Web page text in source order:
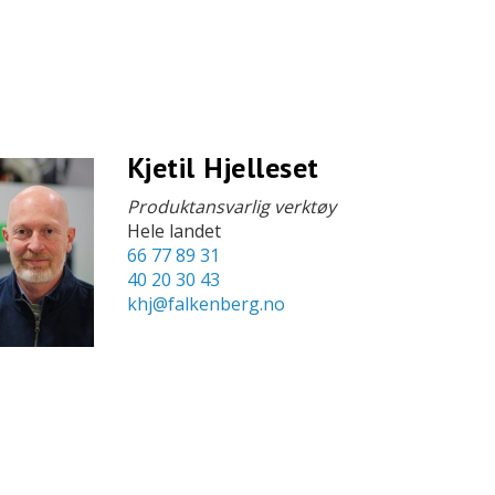
Kjetil Hjelleset
Produktansvarlig verktøy
Hele landet
66 77 89 31
40 20 30 43
khj@falkenberg.no